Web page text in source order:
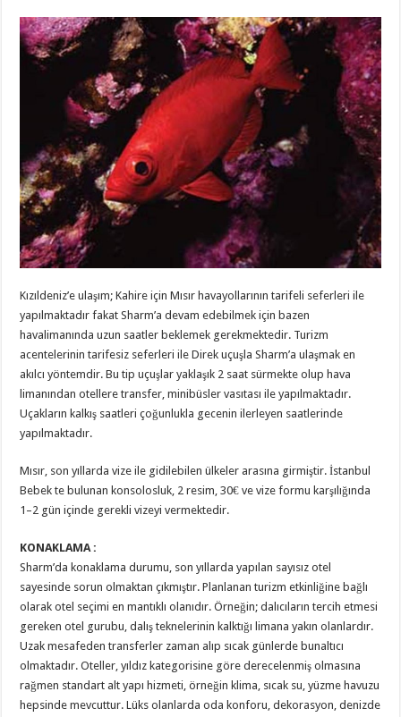
Kızıldeniz’e ulaşım; Kahire için Mısır havayollarının tarifeli seferleri ile
yapılmaktadır fakat Sharm’a devam edebilmek için bazen
havalimanında uzun saatler beklemek gerekmektedir. Turizm
acentelerinin tarifesiz seferleri ile Direk uçuşla Sharm’a ulaşmak en
akılcı yöntemdir. Bu tip uçuşlar yaklaşık 2 saat sürmekte olup hava
limanından otellere transfer, minibüsler vasıtası ile yapılmaktadır.
Uçakların kalkış saatleri çoğunlukla gecenin ilerleyen saatlerinde
yapılmaktadır.
Mısır, son yıllarda vize ile gidilebilen ülkeler arasına girmiştir. İstanbul
Bebek te bulunan konsolosluk, 2 resim, 30€ ve vize formu karşılığında
1–2 gün içinde gerekli vizeyi vermektedir.
KONAKLAMA :
Sharm’da konaklama durumu, son yıllarda yapılan sayısız otel
sayesinde sorun olmaktan çıkmıştır. Planlanan turizm etkinliğine bağlı
olarak otel seçimi en mantıklı olanıdır. Örneğin; dalıcıların tercih etmesi
gereken otel gurubu, dalış teknelerinin kalktığı limana yakın olanlardır.
Uzak mesafeden transferler zaman alıp sıcak günlerde bunaltıcı
olmaktadır. Oteller, yıldız kategorisine göre derecelenmiş olmasına
rağmen standart alt yapı hizmeti, örneğin klima, sıcak su, yüzme havuzu
hepsinde mevcuttur. Lüks olanlarda oda konforu, dekorasyon, denizde